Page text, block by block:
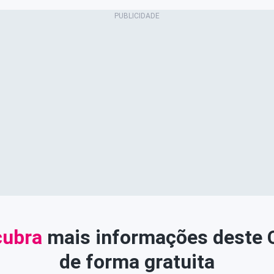
mais informações deste
de forma gratuita